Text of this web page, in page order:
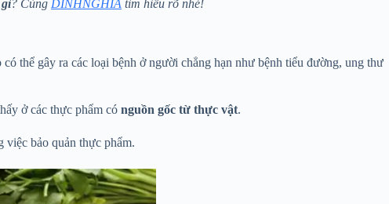
? Cùng DINHNGHIA tìm hiểu rõ nhé!
thể gây ra các loại bệnh ở người chẳng hạn như bệnh tiểu đường, ung thư
ở các thực phẩm có nguồn gốc từ thực vật.
việc bảo quản thực phẩm.